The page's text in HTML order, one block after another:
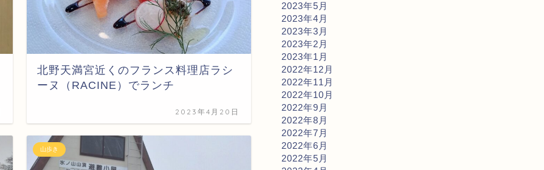
北野天満宮近くのフランス料理店ラシ
ーヌ（RACINE）でランチ
2023年4月20日
山歩き
2023年5月
2023年4月
2023年3月
2023年2月
2023年1月
2022年12月
2022年11月
2022年10月
2022年9月
2022年8月
2022年7月
2022年6月
2022年5月